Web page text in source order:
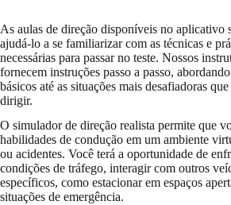
As aulas de direção disponíveis no aplicativo
ajudá-lo a se familiarizar com as técnicas e
necessárias para passar no teste. Nossos
fornecem instruções passo a passo,
básicos até as situações mais desafiadoras
dirigir.
O simulador de direção realista permite que
habilidades de condução em um ambiente
ou acidentes. Você terá a oportunidade de
condições de tráfego, interagir com outros
específicos, como estacionar em espaços
situações de emergência.